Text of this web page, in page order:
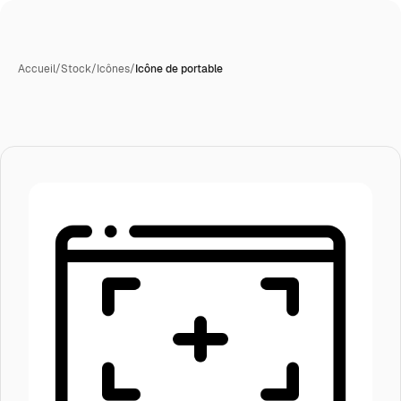
Accueil/Stock/Icônes/Icône de portable